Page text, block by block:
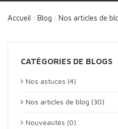
Accueil Blog Nos articles de
CATÉGORIES DE BLOGS
Nos astuces (4)
Nos articles de blog (30)
Nouveautés (0)